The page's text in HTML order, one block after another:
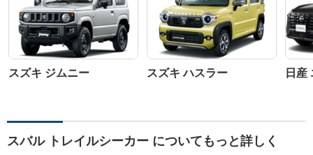
スズキ ジムニー スズキ ハスラー 日産
スバル トレイルシーカー についてもっと詳しく